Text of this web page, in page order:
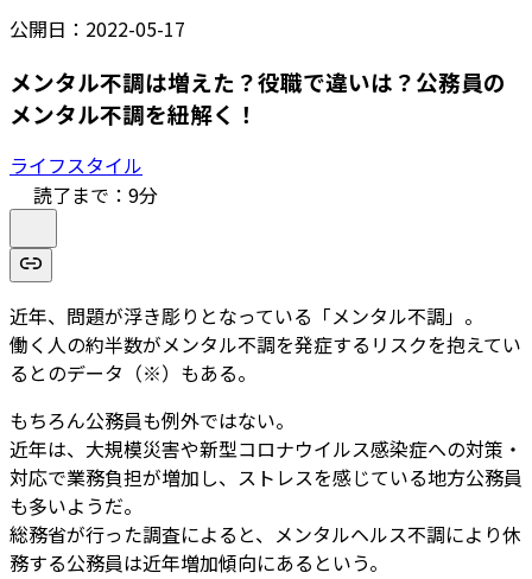
公開日： 2022-05-17
メンタル不調は増えた？役職で違いは？公務員の
メンタル不調を紐解く！
ライフスタイル
読了まで： 9分
近年、問題が浮き彫りとなっている「メンタル不調」。
働く人の約半数がメンタル不調を発症するリスクを抱えてい
るとのデータ（※）もある。
もちろん公務員も例外ではない。
近年は、大規模災害や新型コロナウイルス感染症への対策・
対応で業務負担が増加し、ストレスを感じている地方公務員
も多いようだ。
総務省が行った調査によると、メンタルヘルス不調により休
務する公務員は近年増加傾向にあるという。